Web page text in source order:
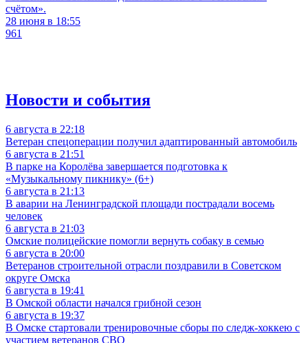
счётом».
28 июня в 18:55
961
Новости и события
6 августа в 22:18
Ветеран спецоперации получил адаптированный автомобиль
6 августа в 21:51
В парке на Королёва завершается подготовка к
«Музыкальному пикнику» (6+)
6 августа в 21:13
В аварии на Ленинградской площади пострадали восемь
человек
6 августа в 21:03
Омские полицейские помогли вернуть собаку в семью
6 августа в 20:00
Ветеранов строительной отрасли поздравили в Советском
округе Омска
6 августа в 19:41
В Омской области начался грибной сезон
6 августа в 19:37
В Омске стартовали тренировочные сборы по следж-хоккею с
участием ветеранов СВО